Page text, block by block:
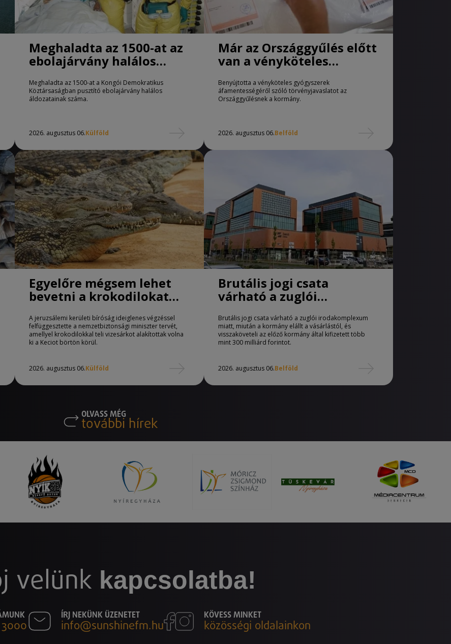
Meghaladta az 1500-at az
ebolajárvány halálos
áldozatainak száma
Meghaladta az 1500-at a Kongói Demokratikus
Köztársaságban pusztító ebolajárvány halálos
áldozatainak száma.
2026. augusztus 06.Külföld
Már az Országgyűlés előtt
van a vényköteles
gyógyszerek
áfamentességéről szóló
törvényjavaslat
Benyújtotta a vényköteles gyógyszerek
áfamentességéről szóló törvényjavaslatot az
Országgyűlésnek a kormány.
2026. augusztus 06.Belföld
Egyelőre mégsem lehet
bevetni a krokodilokat
A jeruzsálemi kerületi bíróság ideiglenes végzéssel
felfüggesztette a nemzetbiztonsági miniszter tervét,
amellyel krokodilokkal teli vizesárkot alakítottak volna
ki a Keciot börtön körül.
2026. augusztus 06.Külföld
Brutális jogi csata
várható a zuglói
irodakomplexum miatt
Brutális jogi csata várható a zuglói irodakomplexum
miatt, miután a kormány elállt a vásárlástól, és
visszaköveteli az előző kormány által kifizetett több
mint 300 milliárd forintot.
2026. augusztus 06.Belföld
OLVASS MÉG
további hírek
velünk kapcsolatba!
3000
ÍRJ NEKÜNK ÜZENETET
info@sunshinefm.hu
KÖVESS MINKET
közösségi oldalainkon